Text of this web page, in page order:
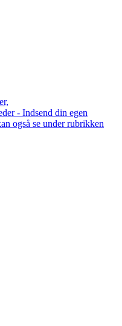
- Indsend din egen
også se under rubrikken